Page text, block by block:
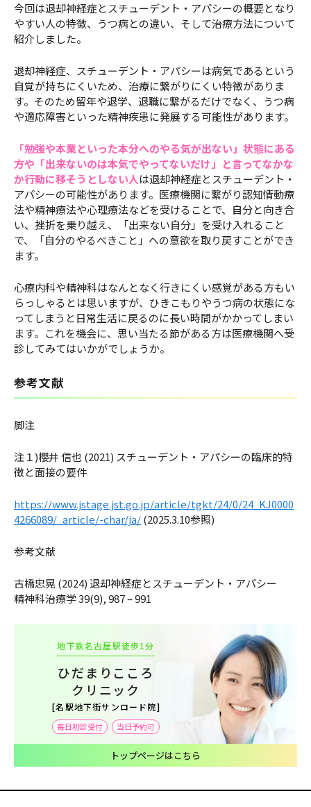
今回は退却神経症とスチューデント・アパシーの概要となり
やすい人の特徴、うつ病との違い、そして治療方法について
紹介しました。
退却神経症、スチューデント・アパシーは病気であるという
自覚が持ちにくいため、治療に繋がりにくい特徴がありま
す。そのため留年や退学、退職に繋がるだけでなく、うつ病
や適応障害といった精神疾患に発展する可能性があります。
「勉強や本業といった本分へのやる気が出ない」状態にある
方や「出来ないのは本気でやってないだけ」と言ってなかな
か行動に移そうとしない人は退却神経症とスチューデント・
アパシーの可能性があります。医療機関に繋がり認知情動療
法や精神療法や心理療法などを受けることで、自分と向き合
い、挫折を乗り越え、「出来ない自分」を受け入れること
で、「自分のやるべきこと」への意欲を取り戻すことができ
ます。
心療内科や精神科はなんとなく行きにくい感覚がある方もい
らっしゃるとは思いますが、ひきこもりやうつ病の状態にな
ってしまうと日常生活に戻るのに長い時間がかかってしまい
ます。これを機会に、思い当たる節がある方は医療機関へ受
診してみてはいかがでしょうか。
参考文献
脚注
注１)櫻井 信也 (2021) スチューデント・アパシーの臨床的特
徴と面接の要件
https://www.jstage.jst.go.jp/article/tgkt/24/0/24_KJ0000
4266089/_article/-char/ja/(2025.3.10参照)
参考文献
古橋忠晃 (2024) 退却神経症とスチューデント・アパシー
精神科治療学 39(9), 987 – 991
地下鉄名古屋駅徒歩1分
ひだまりこころ
クリニック
[名駅地下街サンロード院]
毎日初診受付 当日予約可
トップページはこちら